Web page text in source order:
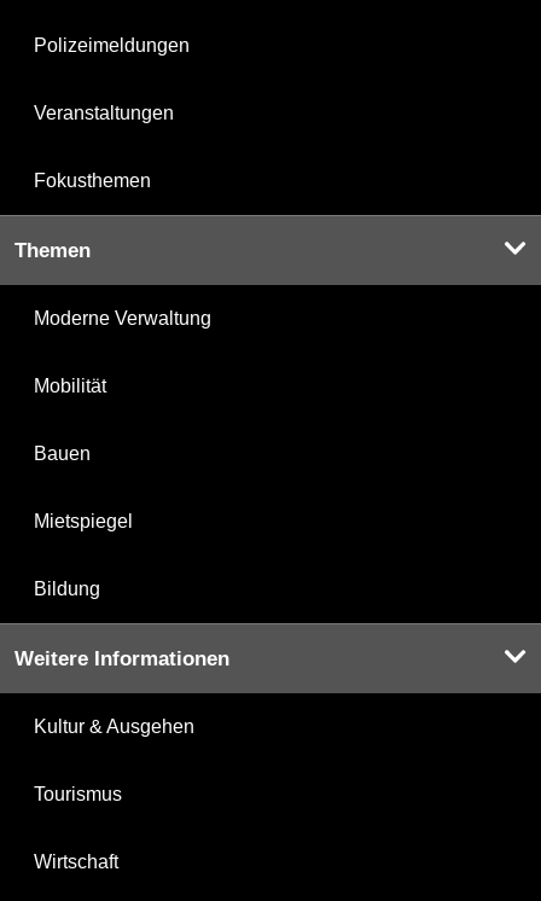
Polizeimeldungen
Veranstaltungen
Fokusthemen
Themen
Moderne Verwaltung
Mobilität
Bauen
Mietspiegel
Bildung
Weitere Informationen
Kultur & Ausgehen
Tourismus
Wirtschaft